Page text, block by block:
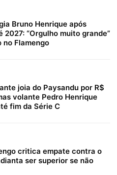
Bruno Henrique após
2027: “Orgulho muito grande”
Flamengo
joia do Paysandu por R$
volante Pedro Henrique
fim da Série C
critica empate contra o
ser superior se não